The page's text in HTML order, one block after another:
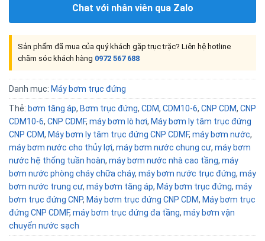
Chat với nhân viên qua Zalo
Sản phẩm đã mua của quý khách gặp trục trặc? Liên hệ hotline
chăm sóc khách hàng 0972 567 688
Danh mục: Máy bơm trục đứng
Thẻ: bơm tăng áp, Bơm trục đứng, CDM, CDM10-6, CNP CDM, CNP
CDM10-6, CNP CDMF, máy bơm lò hơi, Máy bơm ly tâm trục đứng
CNP CDM, Máy bơm ly tâm trục đứng CNP CDMF, máy bơm nước,
máy bơm nước cho thủy lợi, máy bơm nước chung cư, máy bơm
nước hệ thống tuần hoàn, máy bơm nước nhà cao tầng, máy
bơm nước phòng cháy chữa cháy, máy bơm nước trục đứng, máy
bơm nước trung cư, máy bơm tăng áp, Máy bơm trục đứng, máy
bơm trục đứng CNP, Máy bơm trục đứng CNP CDM, Máy bơm trục
đứng CNP CDMF, máy bơm trục đứng đa tầng, máy bơm vận
chuyển nước sạch